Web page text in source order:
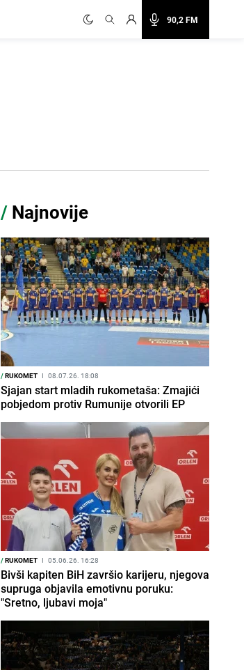
90,2 FM
/ Najnovije
/RUKOMET I 08.07.26. 18:08
Sjajan start mladih rukometaša: Zmajići
pobjedom protiv Rumunije otvorili EP
/RUKOMET I 05.06.26. 16:28
Bivši kapiten BiH završio karijeru, njegova
supruga objavila emotivnu poruku:
"Sretno, ljubavi moja"